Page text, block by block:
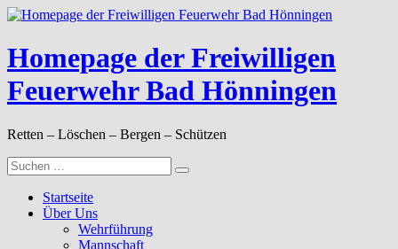
Zum
springen
Homepage der Freiwilligen
Feuerwehr Bad Hönningen
Retten – Löschen – Bergen – Schützen
Suche
nach:
Startseite
Über Uns
Wehrführung
Mannschaft